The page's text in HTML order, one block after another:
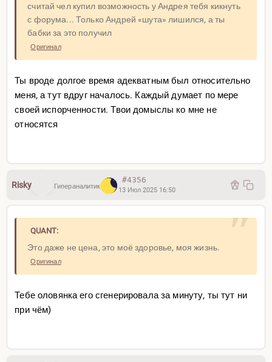
считай чел купил возможность у Андрея тебя кикнуть
с форума... Только Андрей «шута» лишился, а ты
бабки за это получил
Оригинал
Ты вроде долгое время адекватным был относительно
меня, а тут вдруг началось. Каждый думает по мере
своей испорченности. Твои домыслы ко мне не
относятся
Risky Гипераналитик
#4356
13 Июл 2025 16:50
QUANT:
Это даже не цена, это моё здоровье, моя жизнь.
Оригинал
Тебе оловянка его сгенерировала за минуту, ты тут ни
при чём)